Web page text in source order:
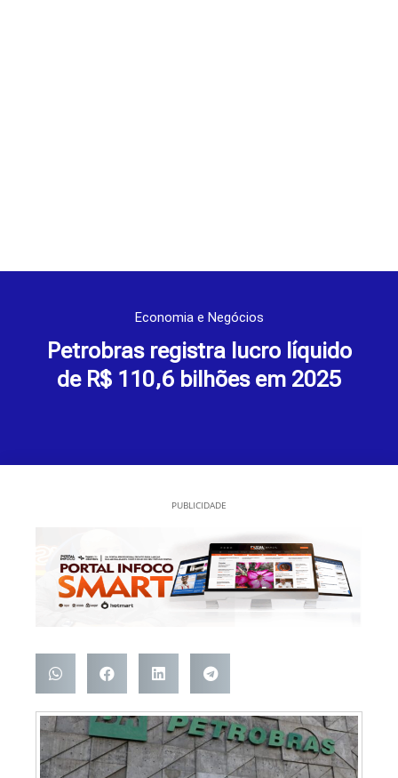
Economia e Negócios
Petrobras registra lucro líquido
de R$ 110,6 bilhões em 2025
PUBLICIDADE